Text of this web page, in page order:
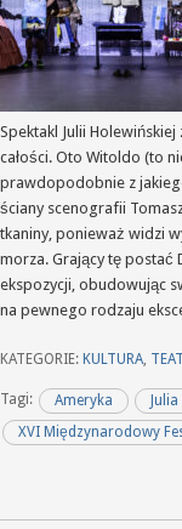
Spektakl Julii
całości. Oto Witoldo (to
prawdopodobnie z
ściany scenografii
tkaniny, ponieważ widzi
morza. Grający tę postać
ekspozycji, obudowując
na pewnego rodzaju
KATEGORIE: KULTURA,
Tagi: Ameryka
XVI Międzynarodowy